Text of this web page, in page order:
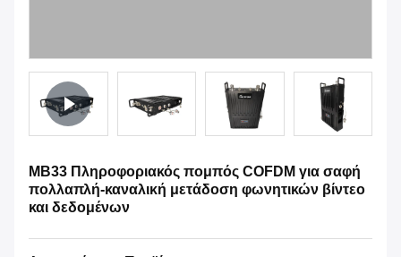
MB33 Πληροφοριακός πομπός COFDM για σαφή
πολλαπλή-καναλική μετάδοση φωνητικών βίντεο
και δεδομένων